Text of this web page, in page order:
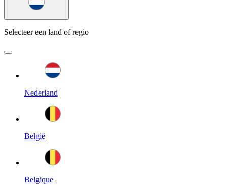
Selecteer een land of regio
Nederland
België
Belgique